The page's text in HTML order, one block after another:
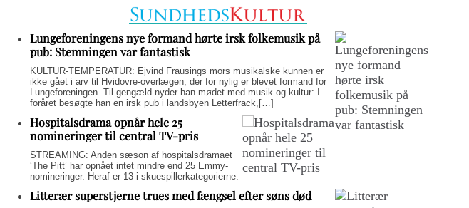
Lungeforeningens nye formand hørte irsk folkemusik på
pub: Stemningen var fantastisk
KULTUR-TEMPERATUR: Ejvind Frausings mors musikalske kunnen er
ikke gået i arv til Hvidovre-overlægen, der for nylig er blevet formand for
Lungeforeningen. Til gengæld nyder han mødet med musik og kultur: I
foråret besøgte han en irsk pub i landsbyen Letterfrack,[…]
Hospitalsdrama opnår hele 25
nomineringer til central TV-pris
STREAMING: Anden sæson af hospitalsdramaet
‘The Pitt’ har opnået intet mindre end 25 Emmy-
nomineringer. Heraf er 13 i skuespillerkategorierne.
Litterær superstjerne trues med fængsel efter søns død